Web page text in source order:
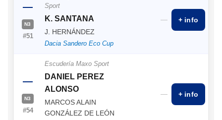
—
N3
#51
Sport
K. SANTANA
J. HERNÁNDEZ
Dacia Sandero Eco Cup
— + info
—
N3
#54
Escudería Maxo Sport
DANIEL PEREZ
ALONSO
MARCOS ALAIN
GONZÁLEZ DE LEÓN
— + info